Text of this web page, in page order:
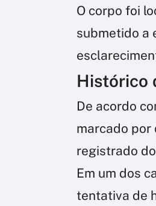
O corpo foi
submetido a
Histórico
De acordo
marcado por
registrado
Em um dos
tentativa de